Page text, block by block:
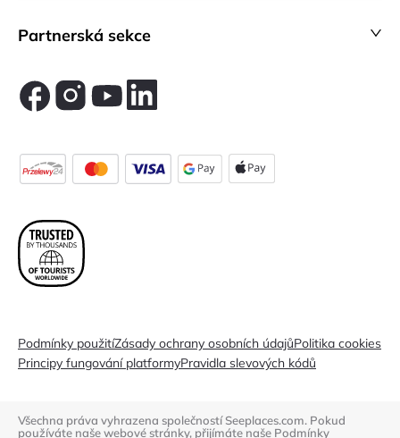
Partnerská sekce
Podmínky použitíZásady ochrany osobních údajůPolitika cookies
Principy fungování platformyPravidla slevových kódů
Všechna práva vyhrazena společností Seeplaces.com. Pokud
používáte naše webové stránky, přijímáte naše Podmínky